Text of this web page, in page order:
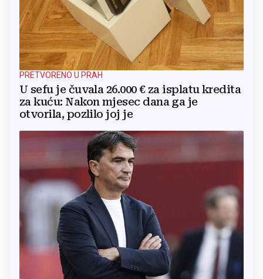
PRETVORENO U PRAH
U sefu je čuvala 26.000 € za isplatu kredita
za kuću: Nakon mjesec dana ga je
otvorila, pozlilo joj je